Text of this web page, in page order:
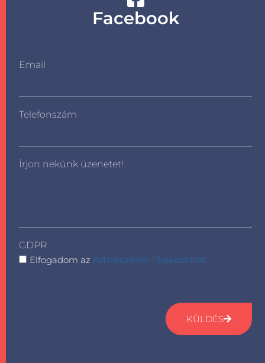
Facebook
Email
Telefonszám
Írjon nekünk üzenetet!
GDPR
Elfogadom azAdatkezelési Tájékoztatót.
KÜLDÉS